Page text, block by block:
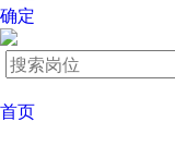
确定
首页